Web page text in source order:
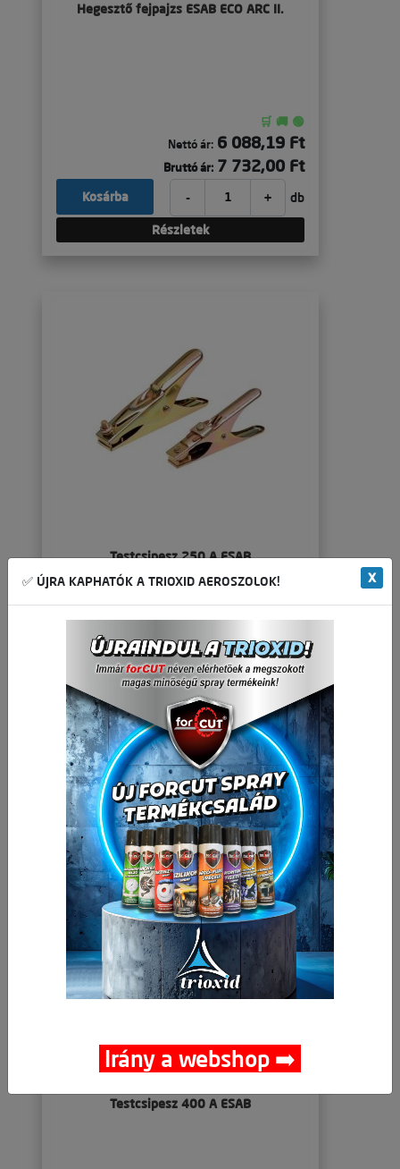
Hegesztő fejpajzs ESAB ECO ARC II.
🛒 🚚 🟢
Nettó ár: 6 088,19 Ft
Bruttó ár: 7 732,00 Ft
- + db
Kosárba
Részletek
Testcsipesz 250 A ESAB
🛒 🚚 🟢
Nettó ár: 1 778,74 Ft
Bruttó ár: 2 259,00 Ft
- + db
Kosárba
Részletek
Testcsipesz 400 A ESAB
✅ ÚJRA KAPHATÓK A TRIOXID AEROSZOLOK! X
Irány a webshop ➡️